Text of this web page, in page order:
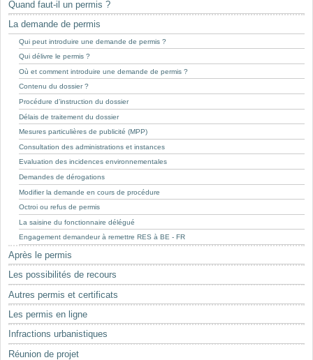
Cartographie
Etudes et publications
Mots-clés
Renseignements urbanistiques
Quand faut-il un permis ?
La demande de permis
Qui peut introduire une demande de permis ?
Qui délivre le permis ?
Où et comment introduire une demande de permis ?
Contenu du dossier ?
Procédure d’instruction du dossier
Délais de traitement du dossier
Mesures particulières de publicité (MPP)
Consultation des administrations et instances
Evaluation des incidences environnementales
Demandes de dérogations
Modifier la demande en cours de procédure
Octroi ou refus de permis
La saisine du fonctionnaire délégué
Engagement demandeur à remettre RES à BE - FR
Après le permis
Les possibilités de recours
Autres permis et certificats
Les permis en ligne
Infractions urbanistiques
Réunion de projet